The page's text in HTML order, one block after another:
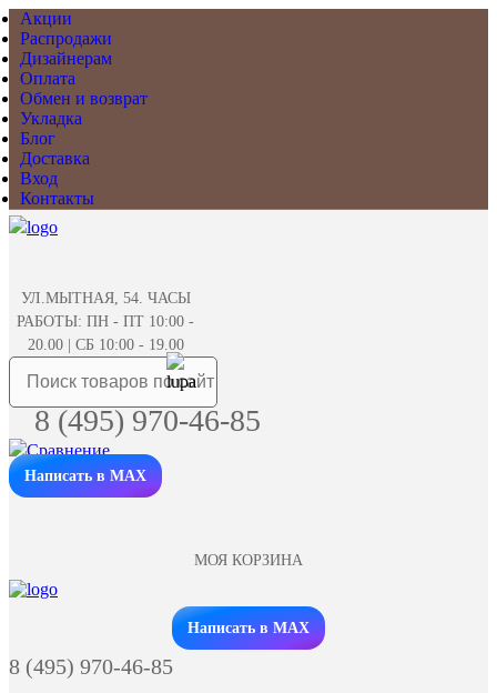
Акции
Распродажи
Дизайнерам
Оплата
Обмен и возврат
Укладка
Блог
Доставка
Вход
Контакты
УЛ.МЫТНАЯ, 54. ЧАСЫ
РАБОТЫ: ПН - ПТ 10:00 -
20.00 | СБ 10:00 - 19.00
8 (495) 970-46-85
Написать в MAX
МОЯ КОРЗИНА
Заказать звонок
Написать в MAX
8 (495) 970-46-85